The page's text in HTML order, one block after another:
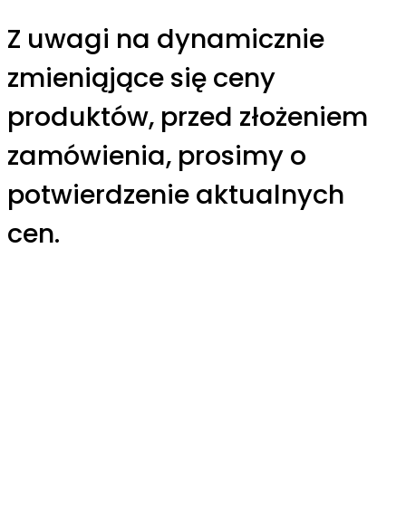
Z uwagi na dynamicznie
zmieniąjące się ceny
produktów, przed złożeniem
zamówienia, prosimy o
potwierdzenie aktualnych
cen.